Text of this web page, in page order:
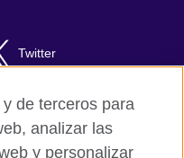
Twitter
de terceros para
analizar las
y personalizar